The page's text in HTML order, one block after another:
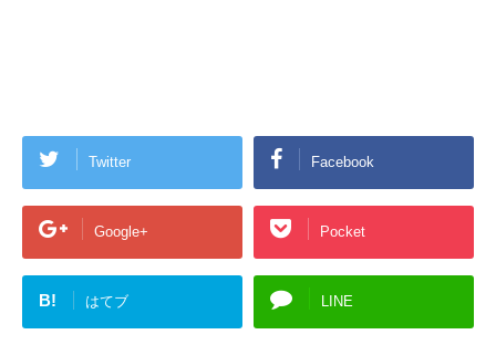
Twitter Facebook
Google+ Pocket
B! はてブ LINE